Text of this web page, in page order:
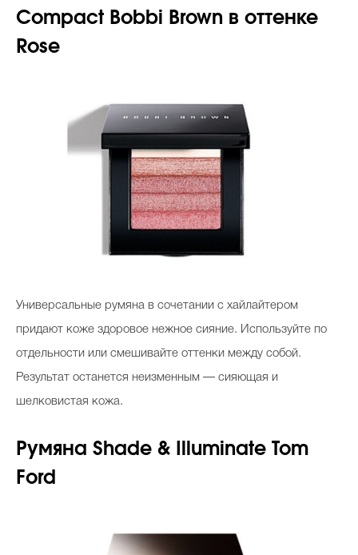
Compact Bobbi Brown в оттенке
Rose
Универсальные румяна в сочетании с хайлайтером
придают коже здоровое нежное сияние. Используйте по
отдельности или смешивайте оттенки между собой.
Результат останется неизменным — сияющая и
шелковистая кожа.
Румяна Shade & Illuminate Tom
Ford